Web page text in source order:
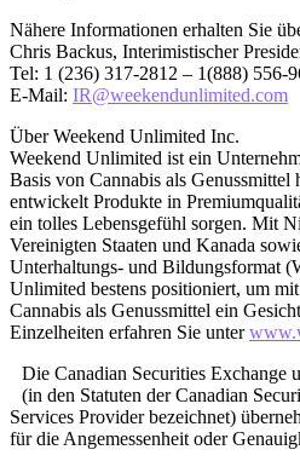
Nähere Informationen erhalten Sie
Chris Backus, Interimistischer
Tel: 1 (236) 317-2812 – 1(888) 556-
E-Mail: IR@weekendunlimited.com
Über Weekend Unlimited Inc.
Weekend Unlimited ist ein
Basis von Cannabis als Genussmittel
entwickelt Produkte in
ein tolles Lebensgefühl sorgen. Mit
Vereinigten Staaten und Kanada
Unterhaltungs- und Bildungsformat
Unlimited bestens positioniert, um
Cannabis als Genussmittel ein
Einzelheiten erfahren Sie unter
Die Canadian Securities Exchange
(in den Statuten der Canadian
Services Provider bezeichnet)
für die Angemessenheit oder